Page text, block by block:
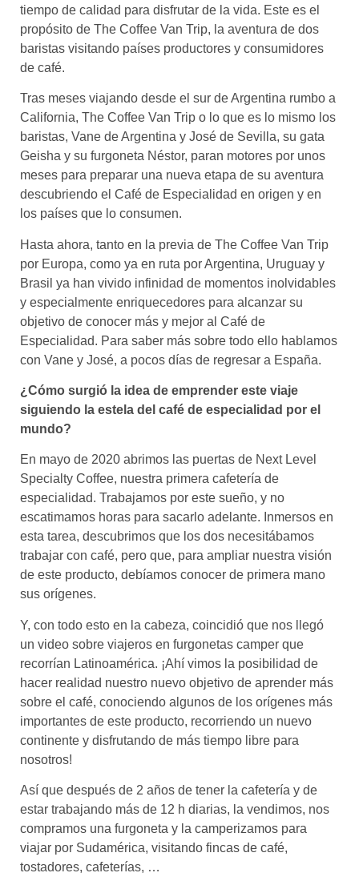
¡queremos saber
tiempo de calidad para disfrutar de la vida. Este es el
propósito de The Coffee Van Trip, la aventura de dos
baristas visitando países productores y consumidores
de café.
Tras meses viajando desde el sur de Argentina rumbo a
California, The Coffee Van Trip o lo que es lo mismo los
baristas, Vane de Argentina y José de Sevilla, su gata
Geisha y su furgoneta Néstor, paran motores por unos
meses para preparar una nueva etapa de su aventura
descubriendo el Café de Especialidad en origen y en
los países que lo consumen.
Hasta ahora, tanto en la previa de The Coffee Van Trip
por Europa, como ya en ruta por Argentina, Uruguay y
Brasil ya han vivido infinidad de momentos inolvidables
y especialmente enriquecedores para alcanzar su
objetivo de conocer más y mejor al Café de
Especialidad. Para saber más sobre todo ello hablamos
con Vane y José, a pocos días de regresar a España.
¿Cómo surgió la idea de emprender este viaje
siguiendo la estela del café de especialidad por el
mundo?
En mayo de 2020 abrimos las puertas de Next Level
Specialty Coffee, nuestra primera cafetería de
especialidad. Trabajamos por este sueño, y no
escatimamos horas para sacarlo adelante. Inmersos en
esta tarea, descubrimos que los dos necesitábamos
trabajar con café, pero que, para ampliar nuestra visión
de este producto, debíamos conocer de primera mano
sus orígenes.
Y, con todo esto en la cabeza, coincidió que nos llegó
un video sobre viajeros en furgonetas camper que
recorrían Latinoamérica. ¡Ahí vimos la posibilidad de
hacer realidad nuestro nuevo objetivo de aprender más
sobre el café, conociendo algunos de los orígenes más
importantes de este producto, recorriendo un nuevo
continente y disfrutando de más tiempo libre para
nosotros!
Así que después de 2 años de tener la cafetería y de
estar trabajando más de 12 h diarias, la vendimos, nos
compramos una furgoneta y la camperizamos para
viajar por Sudamérica, visitando fincas de café,
tostadores, cafeterías, …